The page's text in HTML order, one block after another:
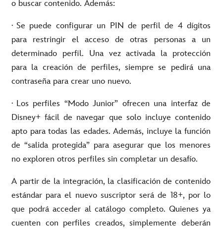
o buscar contenido. Además:
· Se puede configurar un PIN de perfil de 4 dígitos
para restringir el acceso de otras personas a un
determinado perfil. Una vez activada la protección
para la creación de perfiles, siempre se pedirá una
contraseña para crear uno nuevo.
· Los perfiles “Modo Junior” ofrecen una interfaz de
Disney+ fácil de navegar que solo incluye contenido
apto para todas las edades. Además, incluye la función
de “salida protegida” para asegurar que los menores
no exploren otros perfiles sin completar un desafío.
A partir de la integración, la clasificación de contenido
estándar para el nuevo suscriptor será de 18+, por lo
que podrá acceder al catálogo completo. Quienes ya
cuenten con perfiles creados, simplemente deberán